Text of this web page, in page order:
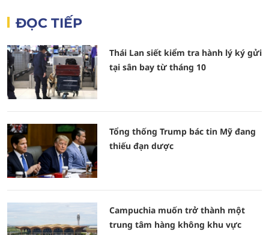
ĐỌC TIẾP
Thái Lan siết kiểm tra hành lý ký gửi
tại sân bay từ tháng 10
Tổng thống Trump bác tin Mỹ đang
thiếu đạn dược
Campuchia muốn trở thành một
trung tâm hàng không khu vực